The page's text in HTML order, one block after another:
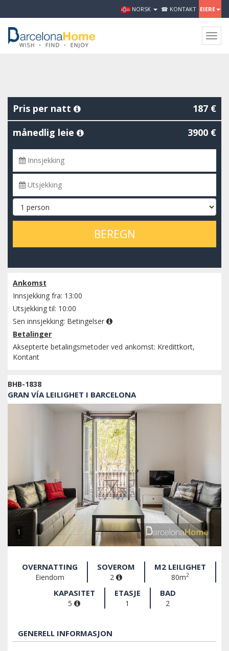
NORSK ☎ KONTAKT EIERE
Pris per natt
187 €
månedlig leie
3900 €
BEREGN
Ankomst
Innsjekking fra: 13:00
Utsjekking til: 10:00
Sen innsjekking: Betingelser
Betalinger
Aksepterte betalingsmetoder ved ankomst: Kredittkort,
Kontant
BHB-1838
GRAN VÍA LEILIGHET I BARCELONA
1
OVERNATTING
Eiendom
SOVEROM
2
M2 LEILIGHET
80m2
KAPASITET
5
ETASJE
1
BAD
2
GENERELL INFORMASJON